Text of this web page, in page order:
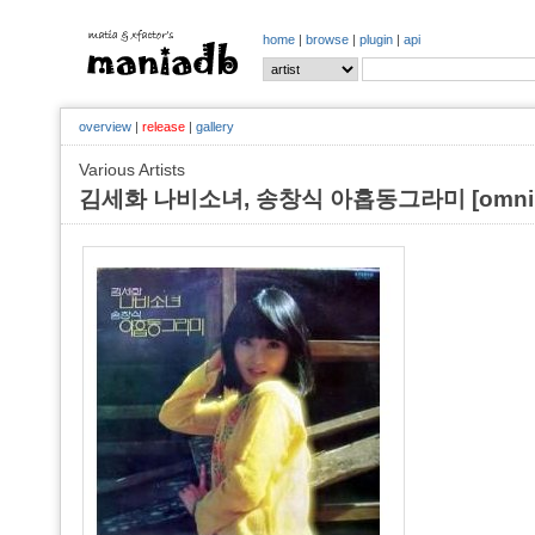
home | browse | plugin | api
overview | release | gallery
Various Artists
김세화 나비소녀, 송창식 아홉동그라미